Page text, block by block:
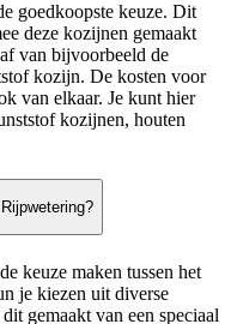
goedkoopste keuze. Dit
deze kozijnen gemaakt
van bijvoorbeeld de
kozijn. De kosten voor
van elkaar. Je kunt hier
kozijnen, houten
keuze maken tussen het
je kiezen uit diverse
gemaakt van een speciaal